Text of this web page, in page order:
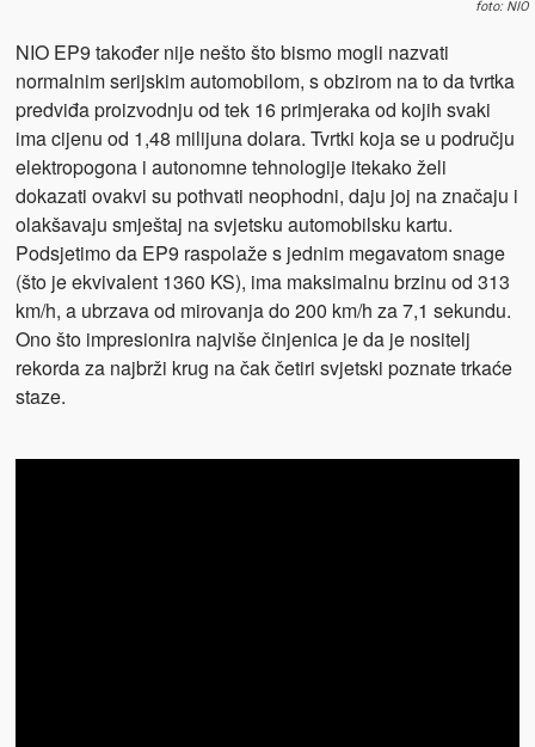
foto: NIO
NIO EP9 također nije nešto što bismo mogli nazvati
normalnim serijskim automobilom, s obzirom na to da tvrtka
predviđa proizvodnju od tek 16 primjeraka od kojih svaki
ima cijenu od 1,48 milijuna dolara. Tvrtki koja se u području
elektropogona i autonomne tehnologije itekako želi
dokazati ovakvi su pothvati neophodni, daju joj na značaju i
olakšavaju smještaj na svjetsku automobilsku kartu.
Podsjetimo da EP9 raspolaže s jednim megavatom snage
(što je ekvivalent 1360 KS), ima maksimalnu brzinu od 313
km/h, a ubrzava od mirovanja do 200 km/h za 7,1 sekundu.
Ono što impresionira najviše činjenica je da je nositelj
rekorda za najbrži krug na čak četiri svjetski poznate trkaće
staze.